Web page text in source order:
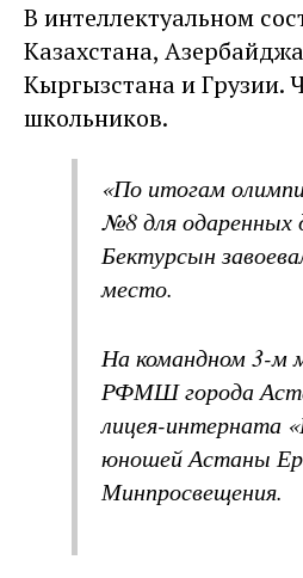
В интеллектуальном
Казахстана,
Кыргызстана и Грузии.
школьников.
«По итогам
№8 для одаренных
Бектурсын
место.
На командном 3-м
РФМШ города
лицея-интерната
юношей Астаны
Минпросвещения.